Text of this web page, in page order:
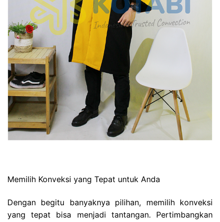
Memilih Konveksi yang Tepat untuk Anda
Dengan begitu banyaknya pilihan, memilih konveksi
yang tepat bisa menjadi tantangan. Pertimbangkan